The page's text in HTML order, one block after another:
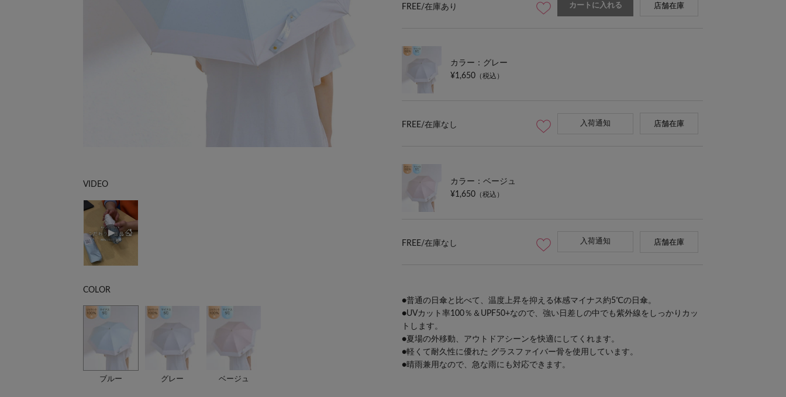
VIDEO
COLOR
ブルー グレー ベージュ
FREE/在庫あり カートに入れる 店舗在庫
カラー：グレー
¥1,650 （税込）
FREE/在庫なし 入荷通知 店舗在庫
カラー：ベージュ
¥1,650 （税込）
FREE/在庫なし 入荷通知 店舗在庫
●普通の日傘と比べて、温度上昇を抑える体感マイナス約5℃の日傘。
●UVカット率100％＆UPF50+なので、強い日差しの中でも紫外線をしっかりカッ
トします。
●夏場の外移動、アウトドアシーンを快適にしてくれます。
●軽くて耐久性に優れた グラスファイバー骨を使用しています。
●晴雨兼用なので、急な雨にも対応できます。